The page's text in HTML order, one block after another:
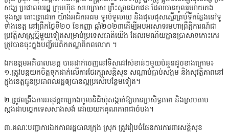
សង្ឃ ប្រជាពលរដ្ឋ ក្រុមហ៊ុន សហគ្រាស គ្រឹះស្ថានឯកជន ដែលបានចូលរួមវាយគង
ទូងស្គរ គោះត្រដោក យ៉ាងអធិកអធម ទូលំទូលាយ និងផុលផុសស្ទើរគ្រប់ទីកន្លែងនៅទូ
ទាំងខេត្ត នៅព្រឹកថ្ងៃទី២០ ខែកញ្ញា ឆ្នាំ២០២៣ដើម្បីអបអរសាទរមហាព្រឹត្តិការណ៍ជា
ប្រវត្តិសាស្ត្រថ្មីមួយទៀតសម្រាប់ប្រទេសជាតិយើង ដែលរមណីយដ្ឋានប្រាសាទកោះកេរ
ត្រូវបានចុះក្នុងបញ្ជីបេតិកភណ្ឌពិភពលោក ។
ឯកឧត្តមអភិបាលខេត្ត បានដាក់ចេញនៅទិសដៅសំខាន់ៗមួយចំនួនដូចខាងក្រោម៖
១.ត្រូវបន្តយកចិត្តទុកដាក់លើការថែរក្សាសន្តិសុខ សណ្តាប់ធ្នាប់សង្គម និងសុវត្ថិភាពនៅ
ក្នុងខេត្តជូនប្រជាពលរដ្ឋឲ្យបានល្អប្រសើរបន្ថែមទៀត។
២.ត្រូវពង្រឹងការអនុវត្តគម្រោងមូលនិធិឃុំសង្កាត់ឱ្យមានប្រសិទ្ធភាព និងស្របតាម
ស្តង់ដាបច្ចេកទេសសាងសង់ ដោយយកគុណភាពជាចំបង។
៣.គណៈបញ្ជាការឯកភាពរដ្ឋបាលក្រុង ស្រុក ត្រូវរៀបចំផែនការការពារសន្ដិសុខ